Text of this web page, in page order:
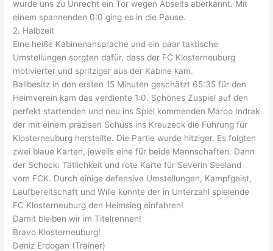
wurde uns zu Unrecht ein Tor wegen Abseits aberkannt. Mit
einem spannenden 0:0 ging es in die Pause.
2. Halbzeit
Eine heiße Kabinenansprache und ein paar taktische
Umstellungen sorgten dafür, dass der FC Klosterneuburg
motivierter und spritziger aus der Kabine kam.
Ballbesitz in den ersten 15 Minuten geschätzt 65:35 für den
Heimverein kam das verdiente 1:0. Schönes Zuspiel auf den
perfekt startenden und neu ins Spiel kommenden Marco Indrak
der mit einem präzisen Schuss ins Kreuzeck die Führung für
Klosterneuburg herstellte. Die Partie wurde hitziger. Es folgten
zwei blaue Karten, jeweils eine für beide Mannschaften. Dann
der Schock: Tätlichkeit und rote Karte für Severin Seeland
vom FCK. Durch einige defensive Umstellungen, Kampfgeist,
Laufbereitschaft und Wille konnte der in Unterzahl spielende
FC Klosterneuburg den Heimsieg einfahren!
Damit bleiben wir im Titelrennen!
Bravo Klosterneuburg!
Deniz Erdogan (Trainer)